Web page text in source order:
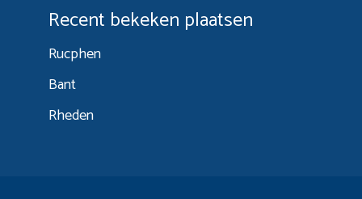
Recent bekeken plaatsen
Rucphen
Bant
Rheden